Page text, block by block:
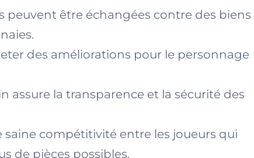
peuvent être échangées contre des biens
des améliorations pour le personnage
assure la transparence et la sécurité des
saine compétitivité entre les joueurs qui
de pièces possibles.